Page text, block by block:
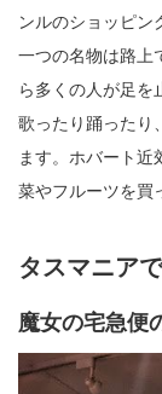
ンルのショッピン
一つの名物は路上
ら多くの人が足を
歌ったり踊ったり
ます。ホバート
菜やフルーツを買
タスマニア
魔女の宅急便